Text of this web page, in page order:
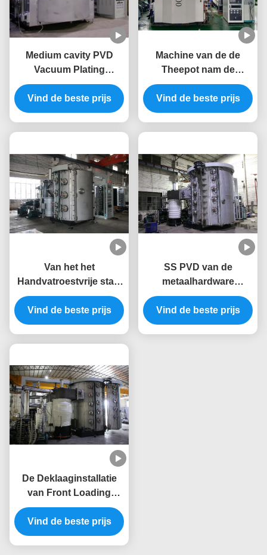
Medium cavity PVD
Vacuum Plating
Machine Multi-purpose
voor
batchproductieapparatuur
Vind de beste prijs
Machine van de de
Theepot nam de
Decoratieve PVD
Vacuümdeklaag van de
roestvrij staalkop voor
Vind de beste prijs
Van het het
Handvatroestvrije staal
PVD van de metaaldeur
de Deklaagmachine
Vind de beste prijs
SS PVD van de
metaalhardware
Kleurrijke Decoratieve
Deklaagmachine
Vind de beste prijs
De Deklaaginstallatie
van Front Loading
Stainless Steel
Furniture PVD
Vind de beste prijs